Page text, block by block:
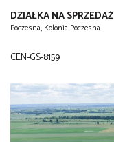
DZIAŁKA NA SPRZEDAŻ
Poczesna, Kolonia Poczesna
CEN-GS-8159